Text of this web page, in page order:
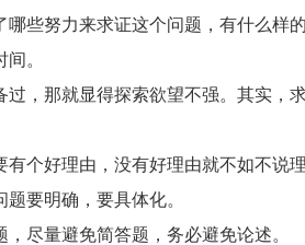
努力来求证这个问题，有什么样
。
那就显得探索欲望不强。其实，
好理由，没有好理由就不如不说理
要明确，要具体化。
量避免简答题，务必避免论述。